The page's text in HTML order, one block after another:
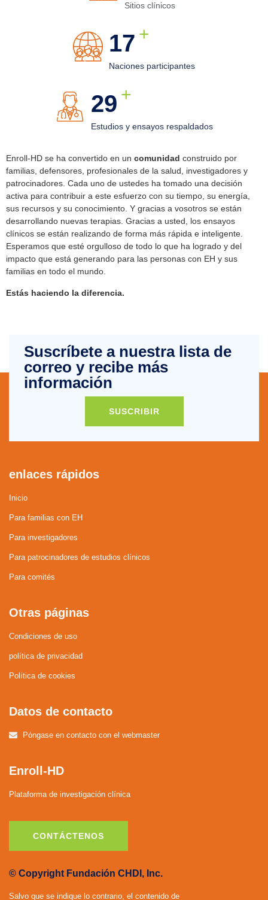
Sitios clínicos
19 +
Naciones participantes
33 +
Estudios y ensayos respaldados
Enroll-HD se ha convertido en un comunidad construido por
familias, defensores, profesionales de la salud, investigadores y
patrocinadores. Cada uno de ustedes ha tomado una decisión
activa para contribuir a este esfuerzo con su tiempo, su energía,
sus recursos y su conocimiento. Y gracias a vosotros se están
desarrollando nuevas terapias. Gracias a usted, los ensayos
clínicos se están realizando de forma más rápida e inteligente.
Esperamos que esté orgulloso de todo lo que ha logrado y del
impacto que está generando para las personas con EH y sus
familias en todo el mundo.
Estás haciendo la diferencia.
Suscríbete a nuestra lista de
correo y recibe más
información
SUSCRIBIR
enlaces rápidos
Inicio
Para familias con EH
Para investigadores
Para patrocinadores de estudios clínicos
Para comités
Otras páginas
Condiciones de uso
política de privacidad
Política de cookies
Datos de contacto
Póngase en contacto con el webmaster
Enroll-HD
Plataforma de investigación clínica
CONTÁCTENOS
© Copyright Fundación CHDI, Inc.
Salvo que se indique lo contrario, el contenido de